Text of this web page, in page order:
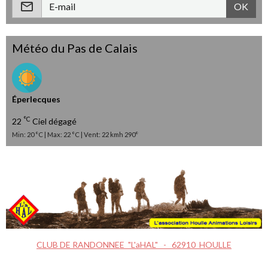
OK
Météo du Pas de Calais
Éperlecques
22 °C Ciel dégagé
Min: 20 °C | Max: 22 °C | Vent: 22 kmh 290°
CLUB DE RANDONNEE "L'aHAL" - 62910 HOULLE